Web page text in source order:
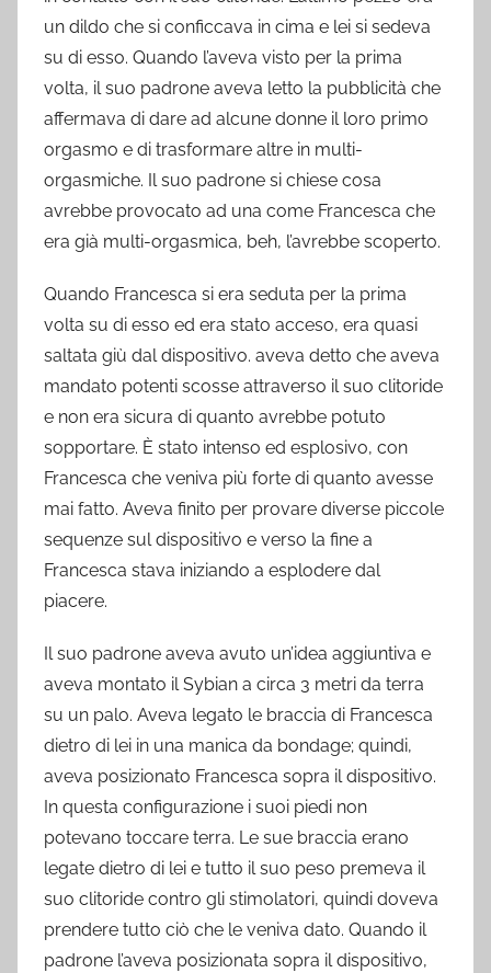
un dildo che si conficcava in cima e lei si sedeva
su di esso. Quando l’aveva visto per la prima
volta, il suo padrone aveva letto la pubblicità che
affermava di dare ad alcune donne il loro primo
orgasmo e di trasformare altre in multi-
orgasmiche. Il suo padrone si chiese cosa
avrebbe provocato ad una come Francesca che
era già multi-orgasmica, beh, l’avrebbe scoperto.
Quando Francesca si era seduta per la prima
volta su di esso ed era stato acceso, era quasi
saltata giù dal dispositivo. aveva detto che aveva
mandato potenti scosse attraverso il suo clitoride
e non era sicura di quanto avrebbe potuto
sopportare. È stato intenso ed esplosivo, con
Francesca che veniva più forte di quanto avesse
mai fatto. Aveva finito per provare diverse piccole
sequenze sul dispositivo e verso la fine a
Francesca stava iniziando a esplodere dal
piacere.
Il suo padrone aveva avuto un’idea aggiuntiva e
aveva montato il Sybian a circa 3 metri da terra
su un palo. Aveva legato le braccia di Francesca
dietro di lei in una manica da bondage; quindi,
aveva posizionato Francesca sopra il dispositivo.
In questa configurazione i suoi piedi non
potevano toccare terra. Le sue braccia erano
legate dietro di lei e tutto il suo peso premeva il
suo clitoride contro gli stimolatori, quindi doveva
prendere tutto ciò che le veniva dato. Quando il
padrone l’aveva posizionata sopra il dispositivo,